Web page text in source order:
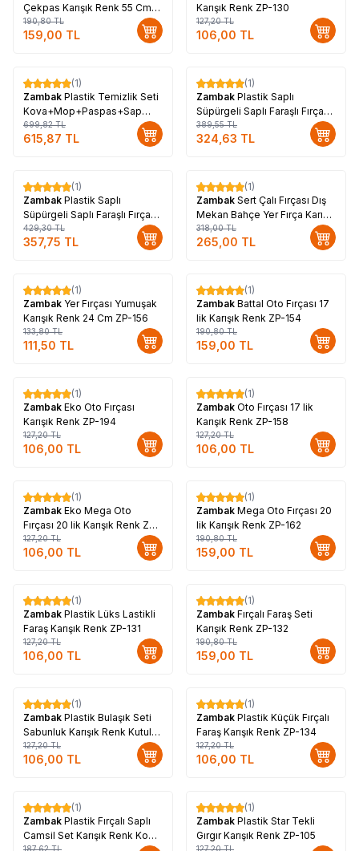
Çekpas Karışık Renk 55 Cm
ZP-163
190,80TL
159,00 TL
Karışık Renk ZP-130
127,20TL
106,00 TL
%12
(1)
Zambak Plastik Temizlik Seti
Kova+Mop+Paspas+Sap
Kırmızı Renk
699,82TL
615,87 TL
%17
(1)
Zambak Plastik Saplı
Süpürgeli Saplı Faraşlı Fırça
Seti Karışık Renk ZP-128
389,55TL
324,63 TL
%17
(1)
Zambak Plastik Saplı
Süpürgeli Saplı Faraşlı Fırça
Seti Büyük Boy Karışık Renk
ZP-129
429,30TL
357,75 TL
%17
(1)
Zambak Sert Çalı Fırçası Dış
Mekan Bahçe Yer Fırça Karışık
Renk 40 Cm
318,00TL
265,00 TL
%17
(1)
Zambak Yer Fırçası Yumuşak
Karışık Renk 24 Cm ZP-156
133,80TL
111,50 TL
%17
(1)
Zambak Battal Oto Fırçası 17
lik Karışık Renk ZP-154
190,80TL
159,00 TL
%17
(1)
Zambak Eko Oto Fırçası
Karışık Renk ZP-194
127,20TL
106,00 TL
%17
(1)
Zambak Oto Fırçası 17 lik
Karışık Renk ZP-158
127,20TL
106,00 TL
%17
(1)
Zambak Eko Mega Oto
Fırçası 20 lik Karışık Renk ZP-
196
127,20TL
106,00 TL
%17
(1)
Zambak Mega Oto Fırçası 20
lik Karışık Renk ZP-162
190,80TL
159,00 TL
%17
(1)
Zambak Plastik Lüks Lastikli
Faraş Karışık Renk ZP-131
127,20TL
106,00 TL
%17
(1)
Zambak Fırçalı Faraş Seti
Karışık Renk ZP-132
190,80TL
159,00 TL
%17
(1)
Zambak Plastik Bulaşık Seti
Sabunluk Karışık Renk Kutulu
ZP-218
127,20TL
106,00 TL
%17
(1)
Zambak Plastik Küçük Fırçalı
Faraş Karışık Renk ZP-134
127,20TL
106,00 TL
%17
(1)
Zambak Plastik Fırçalı Saplı
Camsil Set Karışık Renk Kod-
187,62TL
%17
(1)
Zambak Plastik Star Tekli
Gırgır Karışık Renk ZP-105
127,20TL